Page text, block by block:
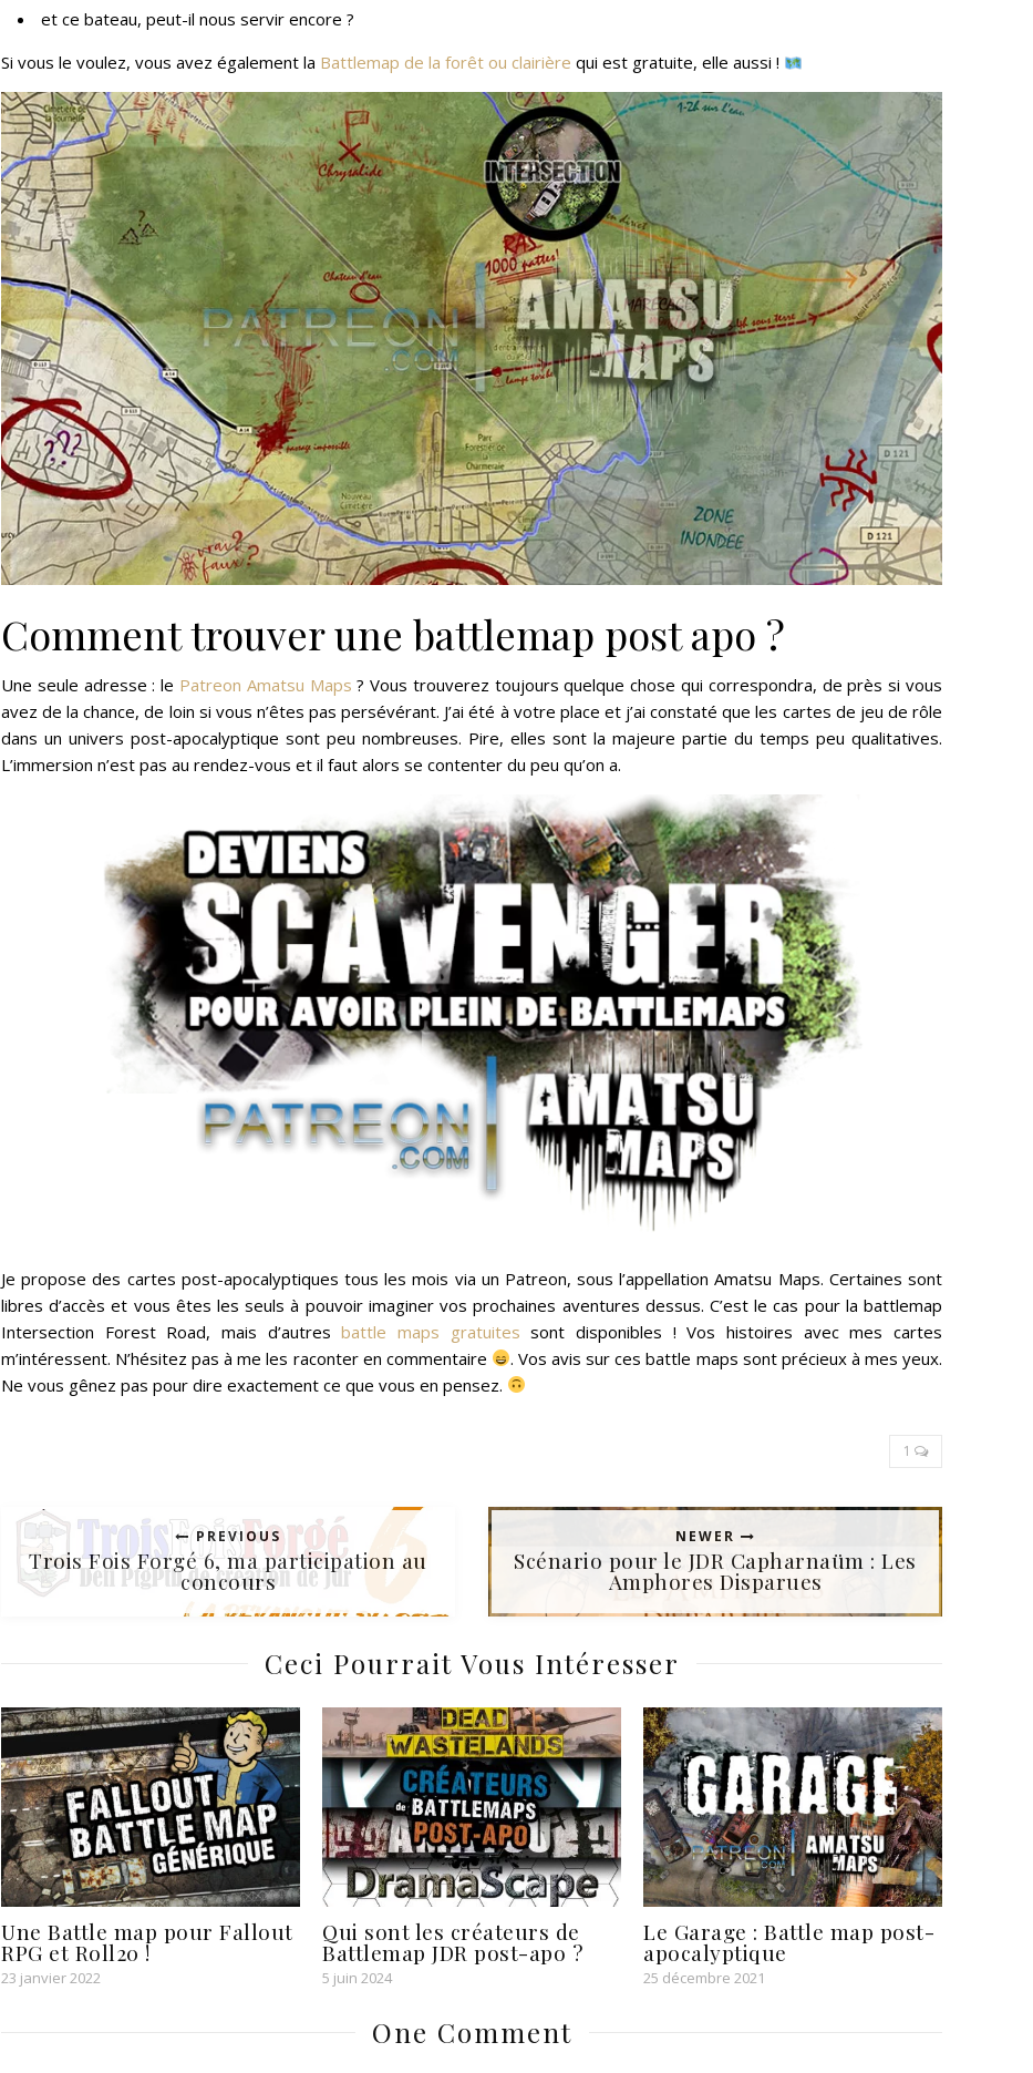
et ce bateau, peut-il nous servir encore ?
Si vous le voulez, vous avez également la Battlemap de la forêt ou clairière qui est gratuite, elle aussi !
Comment trouver une battlemap post apo ?
Une seule adresse : le Patreon Amatsu Maps ? Vous trouverez toujours quelque chose qui correspondra, de près si vous
avez de la chance, de loin si vous n’êtes pas persévérant. J’ai été à votre place et j’ai constaté que les cartes de jeu de rôle
dans un univers post-apocalyptique sont peu nombreuses. Pire, elles sont la majeure partie du temps peu qualitatives.
L’immersion n’est pas au rendez-vous et il faut alors se contenter du peu qu’on a.
Je propose des cartes post-apocalyptiques tous les mois via un Patreon, sous l’appellation Amatsu Maps. Certaines sont
libres d’accès et vous êtes les seuls à pouvoir imaginer vos prochaines aventures dessus. C’est le cas pour la battlemap
Intersection Forest Road, mais d’autresbattle maps gratuites sont disponibles ! Vos histoires avec mes cartes
m’intéressent. N’hésitez pas à me les raconter en commentaire
. Vos avis sur ces battle maps sont précieux à mes yeux.
Ne vous gênez pas pour dire exactement ce que vous en pensez.
1
PREVIOUS
Trois Fois Forgé 6, ma participation au
concours
NEWER
Scénario pour le JDR Capharnaüm : Les
Amphores Disparues
Ceci Pourrait Vous Intéresser
Une Battle map pour Fallout
RPG et Roll20 !
23 janvier 2022
Qui sont les créateurs de
Battlemap JDR post-apo ?
5 juin 2024
Le Garage : Battle map post-
apocalyptique
25 décembre 2021
One Comment